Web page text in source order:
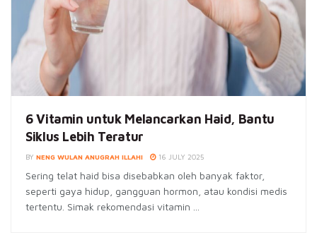
6 Vitamin untuk Melancarkan Haid, Bantu
Siklus Lebih Teratur
BY NENG WULAN ANUGRAH ILLAHI 16 JULY 2025
Sering telat haid bisa disebabkan oleh banyak faktor,
seperti gaya hidup, gangguan hormon, atau kondisi medis
tertentu. Simak rekomendasi vitamin ...